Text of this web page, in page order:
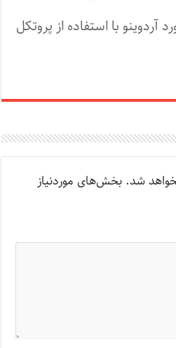
آردوینو با استفاده از پروتکل
شد. بخش‌های موردنیاز